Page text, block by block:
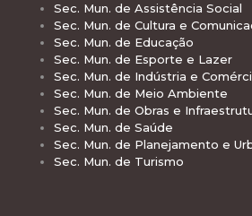
Sec. Mun. de Assistência Social
Sec. Mun. de Cultura e
Sec. Mun. de Educação
Sec. Mun. de Esporte e Lazer
Sec. Mun. de Indústria e
Sec. Mun. de Meio Ambiente
Sec. Mun. de Obras e
Sec. Mun. de Saúde
Sec. Mun. de Planejamento e
Sec. Mun. de Turismo